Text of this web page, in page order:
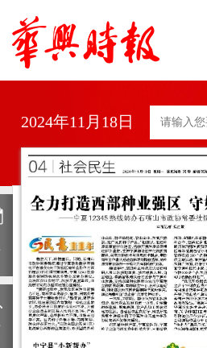
2024年11月18日